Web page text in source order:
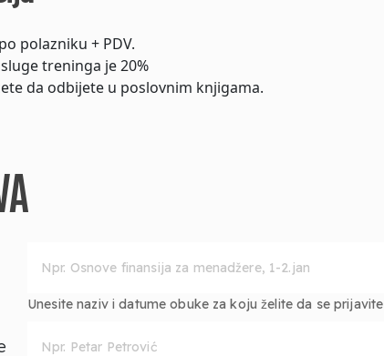
polazniku + PDV.
treninga je 20%
da odbijete u poslovnim knjigama.
Unesite naziv i datume obuke za koju želite da se prijavite